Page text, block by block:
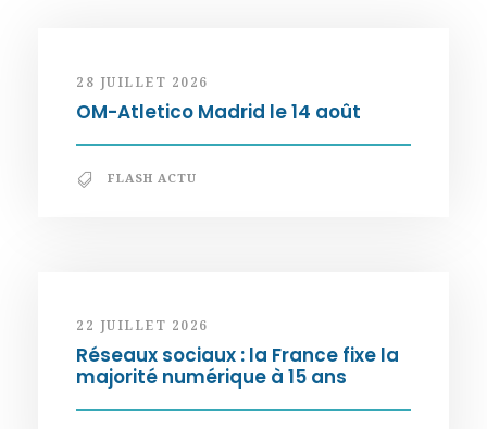
28 JUILLET 2026
OM-Atletico Madrid le 14 août
FLASH ACTU
22 JUILLET 2026
Réseaux sociaux : la France fixe la
majorité numérique à 15 ans